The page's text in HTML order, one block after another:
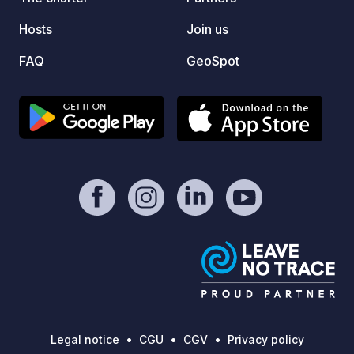
site. Greetings Ralph P.S. Via the gray
you can get our phone number,
Hosts
FAQ
Join us
GeoSpot
Legal notice CGU CGV
Privacy policy